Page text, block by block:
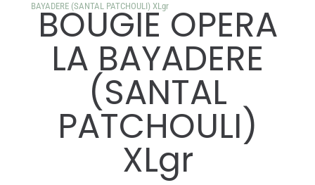
BAYADERE (SANTAL PATCHOULI) XLgr
BOUGIE OPERA
LA BAYADERE
(SANTAL
PATCHOULI)
XLgr